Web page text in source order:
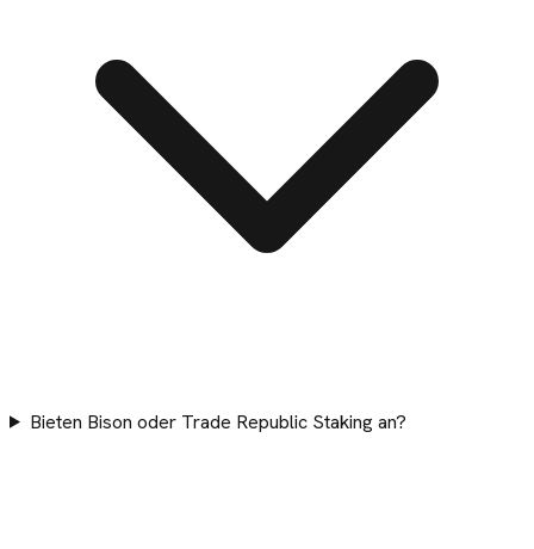
Bieten Bison oder Trade Republic Staking an?